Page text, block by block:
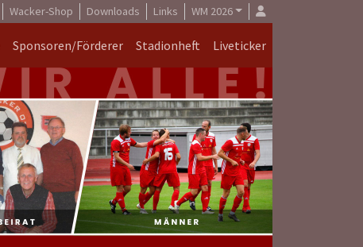
Wacker-Shop Downloads Links WM 2026
Sponsoren/Förderer Stadionheft Liveticker